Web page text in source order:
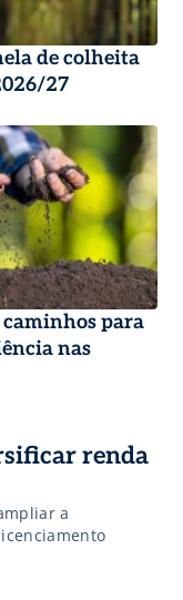
de colheita
27
para
nas
renda
a